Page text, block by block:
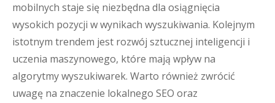
mobilnych staje się niezbędna dla osiągnięcia
wysokich pozycji w wynikach wyszukiwania. Kolejnym
istotnym trendem jest rozwój sztucznej inteligencji i
uczenia maszynowego, które mają wpływ na
algorytmy wyszukiwarek. Warto również zwrócić
uwagę na znaczenie lokalnego SEO oraz